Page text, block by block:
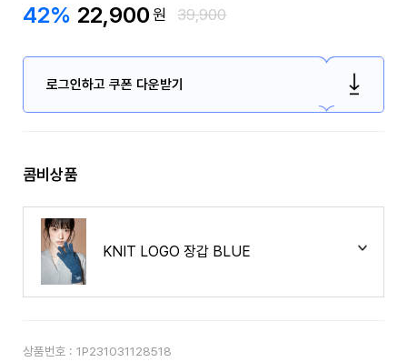
42% 22,900원 39,900
로그인하고 쿠폰 다운받기
콤비상품
KNIT LOGO 장갑 BLUE
상품번호 : 1P231031128518